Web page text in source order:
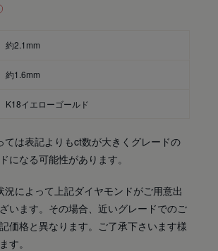
約2.1mm
約1.6mm
K18イエローゴールド
ては表記よりもct数が大きくグレードの
になる可能性があります。
況によって上記ダイヤモンドがご用意出
います。その場合、近いグレードでのご
価格と異なります。ご了承下さいます様
す。